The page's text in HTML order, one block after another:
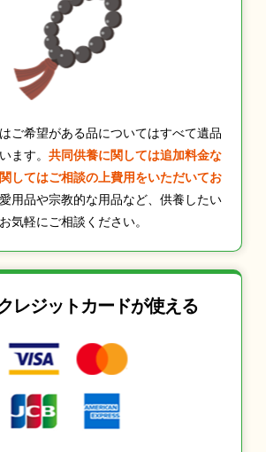
ご希望がある品についてはすべて遺品
ます。 共同供養に関しては追加料金な
してはご相談の上費用をいただいてお
用品や宗教的な用品など、供養したい
気軽にご相談ください。
レジットカードが使える